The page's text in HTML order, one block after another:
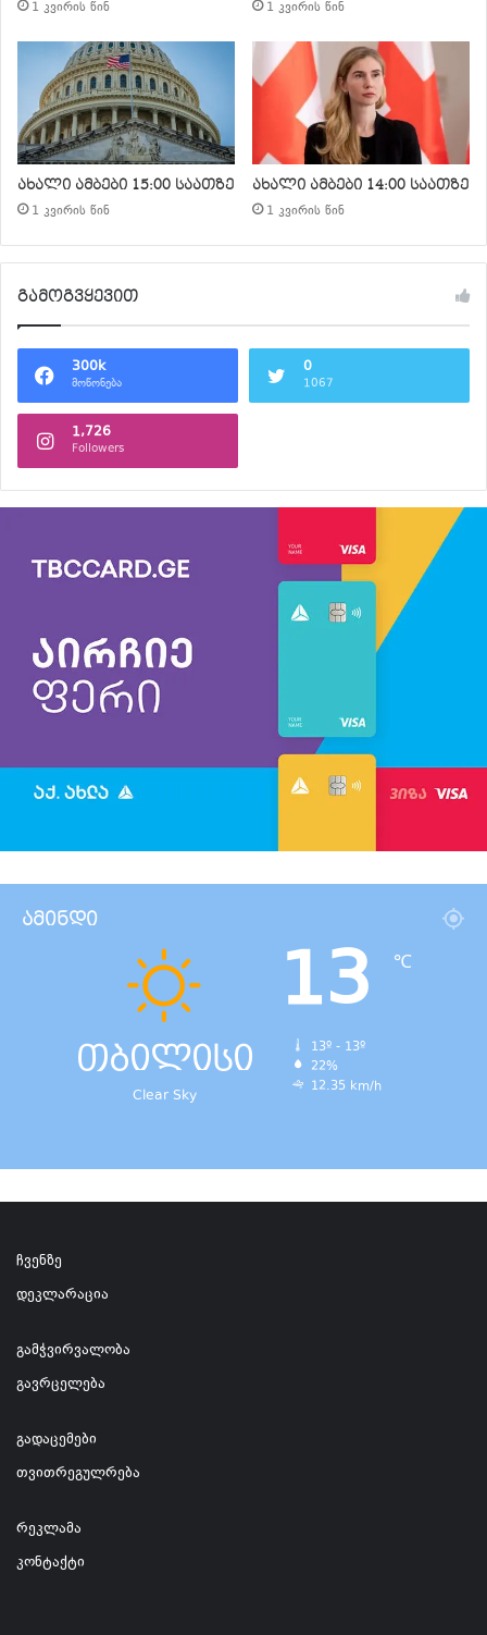
1 კვირის წინ 1 კვირის წინ
ახალი ამბები 15:00 საათზე
1 კვირის წინ
ახალი ამბები 14:00 საათზე
1 კვირის წინ
გამოგვყევით
300k
მოწონება
0
1067
1,726
Followers
ამინდი
თბილისი
Clear Sky
13 ℃
13º - 13º
22%
12.35 km/h
ჩვენზე
დეკლარაცია
გამჭვირვალობა
გავრცელება
გადაცემები
თვითრეგულრება
რეკლამა
კონტაქტი